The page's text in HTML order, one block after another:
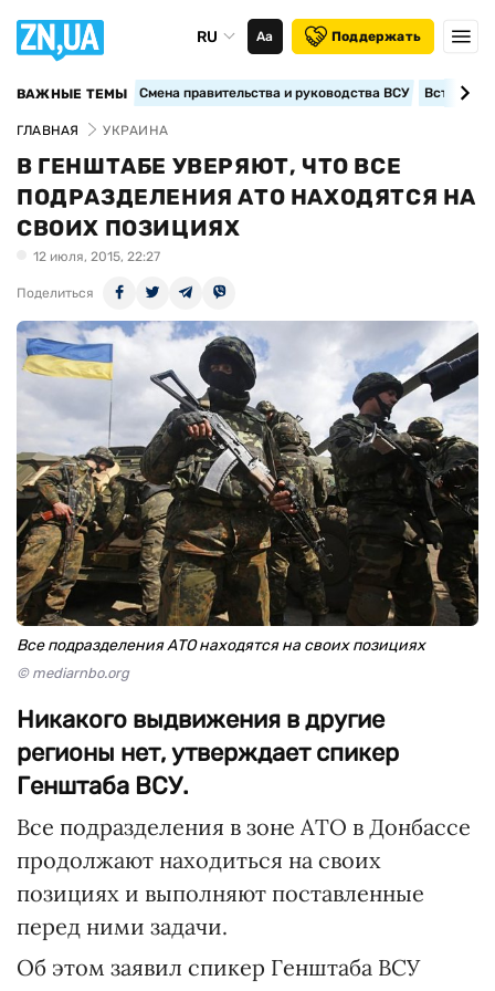
RU Аа Поддержать
ВАЖНЫЕ ТЕМЫ Смена правительства и руководства ВСУ
ГЛАВНАЯ УКРАИНА
В ГЕНШТАБЕ УВЕРЯЮТ, ЧТО ВСЕ
ПОДРАЗДЕЛЕНИЯ АТО НАХОДЯТСЯ НА
СВОИХ ПОЗИЦИЯХ
12 июля, 2015, 22:27
Поделиться
Все подразделения АТО находятся на своих позициях
© mediarnbo.org
Никакого выдвижения в другие
регионы нет, утверждает спикер
Генштаба ВСУ.
Все подразделения в зоне АТО в Донбассе
продолжают находиться на своих
позициях и выполняют поставленные
перед ними задачи.
Об этом заявил спикер Генштаба ВСУ